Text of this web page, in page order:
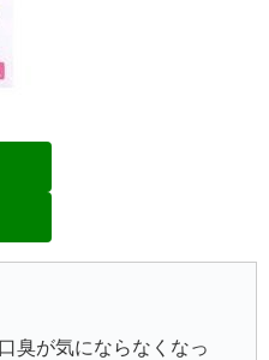
臭が気にならなくなっ